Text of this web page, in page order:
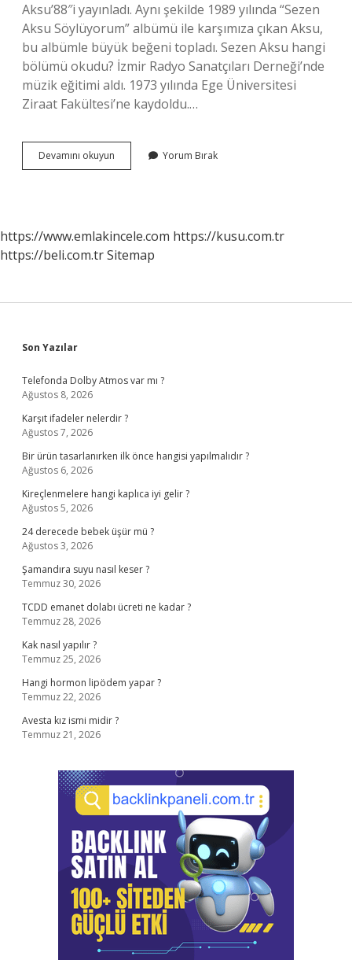
Aksu’88″i yayınladı. Aynı şekilde 1989 yılında “Sezen
Aksu Söylüyorum” albümü ile karşımıza çıkan Aksu,
bu albümle büyük beğeni topladı. Sezen Aksu hangi
bölümü okudu? İzmir Radyo Sanatçıları Derneği’nde
müzik eğitimi aldı. 1973 yılında Ege Üniversitesi
Ziraat Fakültesi’ne kaydoldu.…
Devamını okuyun
Aksu
Başladı
Yorum Bırak
https://www.emlakincele.com https://kusu.com.tr
https://beli.com.trSitemap
Sidebar
Son Yazılar
Telefonda Dolby Atmos var mı ?
Ağustos 8, 2026
Karşıt ifadeler nelerdir ?
Ağustos 7, 2026
Bir ürün tasarlanırken ilk önce hangisi yapılmalıdır ?
Ağustos 6, 2026
Kireçlenmelere hangi kaplıca iyi gelir ?
Ağustos 5, 2026
24 derecede bebek üşür mü ?
Ağustos 3, 2026
Şamandıra suyu nasıl keser ?
Temmuz 30, 2026
TCDD emanet dolabı ücreti ne kadar ?
Temmuz 28, 2026
Kak nasıl yapılır ?
Temmuz 25, 2026
Hangi hormon lipödem yapar ?
Temmuz 22, 2026
Avesta kız ismi midir ?
Temmuz 21, 2026